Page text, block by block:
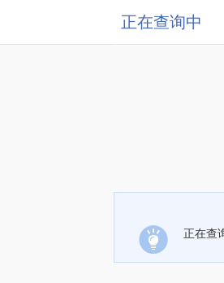
正在查询中
正在查